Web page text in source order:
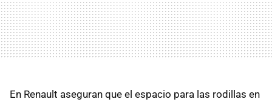
En Renault aseguran que el espacio para las rodillas en